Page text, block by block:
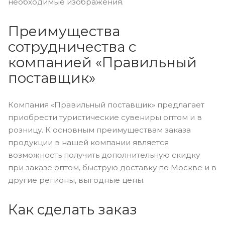
Преимущества
сотрудничества с
компанией «Правильный
поставщик»
Компания «Правильный поставщик» предлагает
приобрести туристические сувениры оптом и в
розницу. К основным преимуществам заказа
продукции в нашей компании является
возможность получить дополнительную скидку
при заказе оптом, быструю доставку по Москве и в
другие регионы, выгодные цены.
Как сделать заказ